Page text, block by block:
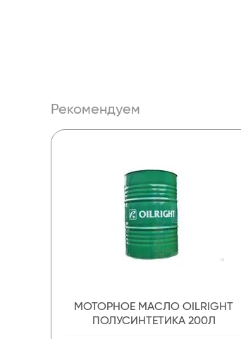
Рекомендуем
МОТОРНОЕ МАСЛО OILRIGHT
ПОЛУСИНТЕТИКА 200Л